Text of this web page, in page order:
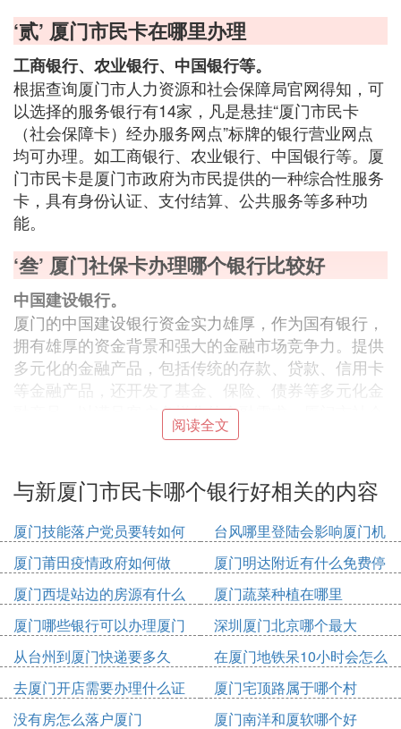
‘贰’ 厦门市民卡在哪里办理
工商银行、农业银行、中国银行等。
根据查询厦门市人力资源和社会保障局官网得知，可
以选择的服务银行有14家，凡是悬挂“厦门市民卡
（社会保障卡）经办服务网点”标牌的银行营业网点
均可办理。如工商银行、农业银行、中国银行等。厦
门市民卡是厦门市政府为市民提供的一种综合性服务
卡，具有身份认证、支付结算、公共服务等多种功
能。
‘叁’ 厦门社保卡办理哪个银行比较好
中国建设银行。
厦门的中国建设银行资金实力雄厚，作为国有银行，
拥有雄厚的资金背景和强大的金融市场竞争力。提供
多元化的金融产品，包括传统的存款、贷款、信用卡
等金融产品，还开发了基金、保险、债券等多元化金
融产品，以满足客户多样化的金融需求。厦门市社会
保障卡中国建设银行的较好。办卡的速度较快，又较
‘肆’ 市民卡在哪个银行办理有关系吗
市民卡在哪个银行办理没有关系：
目前可以选择的服务银行有11家，分别为:工商银
行、农业银行、中国银行、建设银行、邮储银行、兴
业银行、招商银行、平安银行、厦门银行、厦门农商
银行、厦门国际银行。今后将增加民生银行、交通银
行、光大银行等服务银行。个人可根据需要就近选
择，领取市民卡（社会保障卡）后，一年内不得更换
银行。
阅读全文
与新厦门市民卡哪个银行好相关的内容
厦门技能落户党员要转如何
办理
台风哪里登陆会影响厦门机
场
厦门莆田疫情政府如何做
厦门明达附近有什么免费停
车位
厦门西堤站边的房源有什么
厦门蔬菜种植在哪里
厦门哪些银行可以办理厦门
市民卡
深圳厦门北京哪个最大
从台州到厦门快递要多久
在厦门地铁呆10小时会怎么
收费
去厦门开店需要办理什么证
件
厦门宅顶路属于哪个村
没有房怎么落户厦门
厦门南洋和厦软哪个好